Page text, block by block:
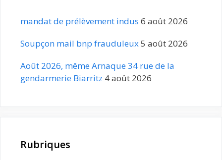
mandat de prélèvement indus 6 août 2026
Soupçon mail bnp frauduleux5 août 2026
Août 2026, même Arnaque 34 rue de la
gendarmerie Biarritz 4 août 2026
Rubriques